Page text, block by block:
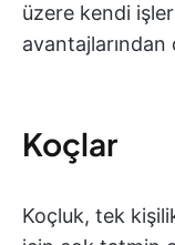
üzere kendi
avantajlarından
Koçlar
Koçluk, tek